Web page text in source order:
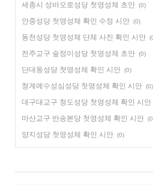
세종시 성바오로성당 첫영성체 초안 (0)
안중성당 첫영성체 확인 수정 시안 (0)
동천성당 첫영성체 단체 사진 확인 시안
전주교구 숲정이성당 첫영성체 초안 (0)
단대동성당 첫영성체 확인 시안 (0)
청계예수성심성당 첫영성체 확인 시안 (0)
대구대교구 청도성당 첫영성체 확인 시안
마산교구 반송본당 첫영성체 확인 시안
양지성당 첫영성체 확인 시안 (0)